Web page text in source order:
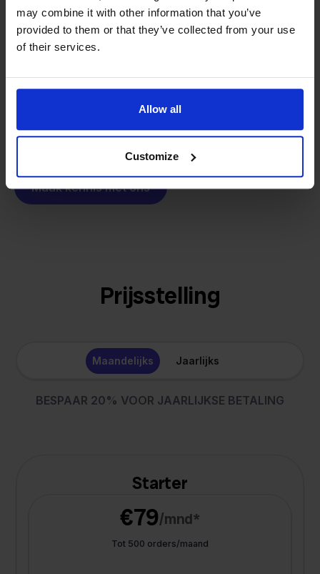
may combine it with other information that you’ve
provided to them or that they’ve collected from your use
of their services.
Allow all
Customize
We groeien gecontroleerd, zonder
investeerders of externe druk.
- Sander, Founder
softwarebouwer
Zo is Stockpilot ontstaan. Wat begon als een
uitgegroeid tot een platform voor online verkopers in
multichannel verkopen eenvoudig maken.
Maak kennis met ons
Prijsstelling
Maandelijks Jaarlijks
BESPAAR 20% VOOR JAARLIJKSE BETALING
Starter
€79/mnd*
Tot 500 orders/maand